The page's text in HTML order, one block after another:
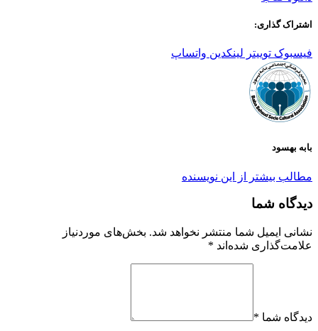
اشتراک گذاری:
فیسبوک توییتر لینکدین واتساپ
بابه بهسود
مطالب بیشتر از این نویسنده
دیدگاه شما
نشانی ایمیل شما منتشر نخواهد شد. بخش‌های موردنیاز
علامت‌گذاری شده‌اند *
دیدگاه شما *